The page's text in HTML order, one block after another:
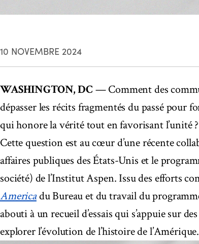
10 NOVEMBRE 2024
WASHINGTON, DC — Comment des
dépasser les récits fragmentés du passé pour
qui honore la vérité tout en favorisant l’unité ?
Cette question est au cœur d’une récente
affaires publiques des États-Unis et le
société) de l’Institut Aspen. Issu des efforts
Americadu Bureau et du travail du
abouti à un recueil d’essais qui s’appuie sur
explorer l’évolution de l’histoire de l’Amérique.